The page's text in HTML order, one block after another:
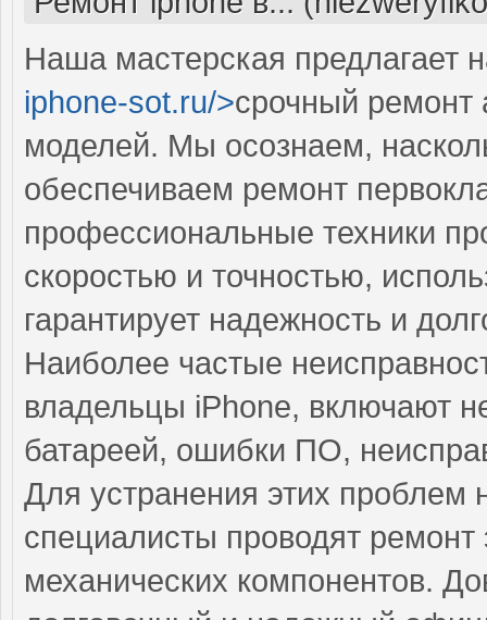
Наша мастерская предлагает
iphone-sot.ru/>срочный
моделей. Мы осознаем,
обеспечиваем ремонт
профессиональные техники
скоростью и точностью,
гарантирует надежность и
Наиболее частые
владельцы iPhone, включают
батареей, ошибки ПО,
Для устранения этих
специалисты проводят
механических компонентов.